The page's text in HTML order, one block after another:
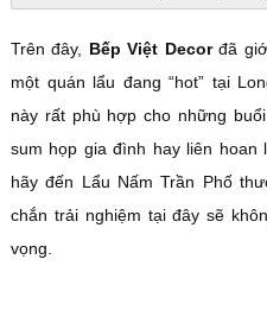
Trên đây, Bếp Việt Decorđã
một quán lẩu đang “hot” tại
này rất phù hợp cho những
sum họp gia đình hay liên hoan
hãy đến Lẩu Nấm Trần Phố
chắn trải nghiệm tại đây sẽ
vọng.